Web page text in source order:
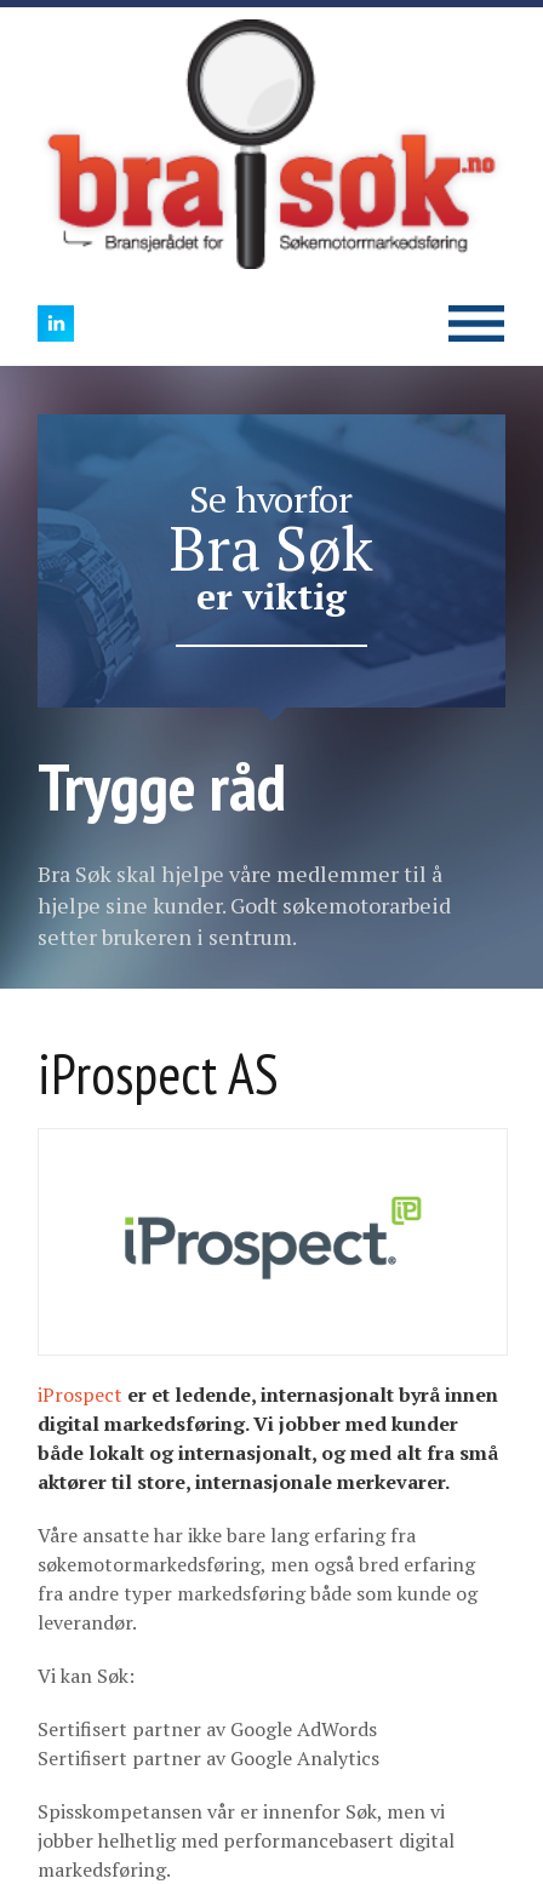
Se hvorfor
Bra Søk
er viktig
Trygge råd
Bra Søk skal hjelpe våre medlemmer til å
hjelpe sine kunder. Godt søkemotorarbeid
setter brukeren i sentrum.
iProspect AS
iProspect er et ledende, internasjonalt byrå innen
digital markedsføring. Vi jobber med kunder
både lokalt og internasjonalt, og med alt fra små
aktører til store, internasjonale merkevarer.
Våre ansatte har ikke bare lang erfaring fra
søkemotormarkedsføring, men også bred erfaring
fra andre typer markedsføring både som kunde og
leverandør.
Vi kan Søk:
Sertifisert partner av Google AdWords
Sertifisert partner av Google Analytics
Spisskompetansen vår er innenfor Søk, men vi
jobber helhetlig med performancebasert digital
markedsføring.